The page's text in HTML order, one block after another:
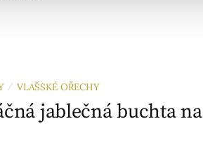
/ VLAŠSKÉ OŘECHY
jablečná buchta na